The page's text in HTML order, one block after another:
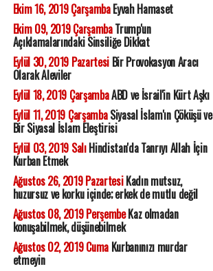
Ekim 16, 2019 ÇarşambaEyvah Hamaset
Ekim 09, 2019 ÇarşambaTrump'un
Açıklamalarındaki Sinsiliğe Dikkat
Eylül 30, 2019 PazartesiBir Provokasyon Aracı
Olarak Aleviler
Eylül 18, 2019 ÇarşambaABD ve İsrail'in Kürt Aşkı
Eylül 11, 2019 ÇarşambaSiyasal İslam'ın Çöküşü ve
Bir Siyasal İslam Eleştirisi
Eylül 03, 2019 SalıHindistan'da Tanrıyı Allah İçin
Kurban Etmek
Ağustos 26, 2019 PazartesiKadın mutsuz,
huzursuz ve korku içinde; erkek de mutlu değil
Ağustos 08, 2019 PerşembeKaz olmadan
konuşabilmek, düşünebilmek
Ağustos 02, 2019 CumaKurbanınızı murdar
etmeyin